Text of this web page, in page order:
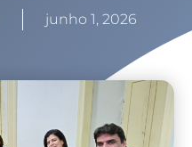
junho 1, 2026